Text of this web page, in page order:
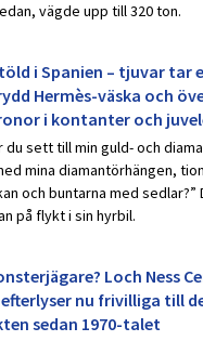
vägde upp till 320 ton.
i Spanien – tjuvar tar
Hermès-väska och
i kontanter och
du sett till min guld- och
mina diamantörhängen,
och buntarna med sedlar?”
på flykt i sin hyrbil.
Loch Ness
nu frivilliga till
sedan 1970-talet